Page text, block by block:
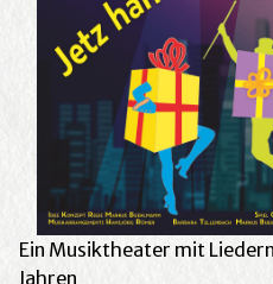
Ein Musiktheater mit
Jahren